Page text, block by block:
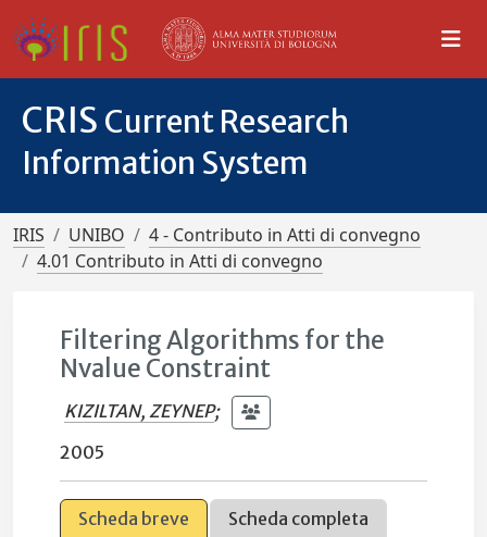
CRIS Current Research
Information System
IRIS UNIBO
4 - Contributo in Atti di convegno
4.01 Contributo in Atti di convegno
Filtering Algorithms for the
Nvalue Constraint
KIZILTAN, ZEYNEP;
2005
Scheda breve
Scheda completa